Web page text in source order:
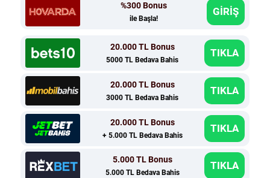
%300 Bonus
ile Başla!
GİRİŞ
20.000 TL Bonus
5000 TL Bedava Bahis
TIKLA
20.000 TL Bonus
3000 TL Bedava Bahis
TIKLA
20.000 TL Bonus
+ 5.000 TL Bedava Bahis
TIKLA
5.000 TL Bonus
5.000 TL Bedava Bahis
TIKLA